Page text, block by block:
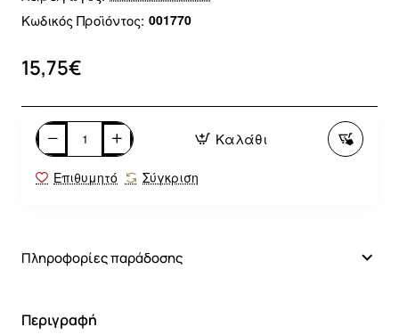
Κωδικός Προϊόντος: 001770
15,75€
Καλάθι
Επιθυμητό Σύγκριση
Πληροφορίες παράδοσης
Περιγραφή